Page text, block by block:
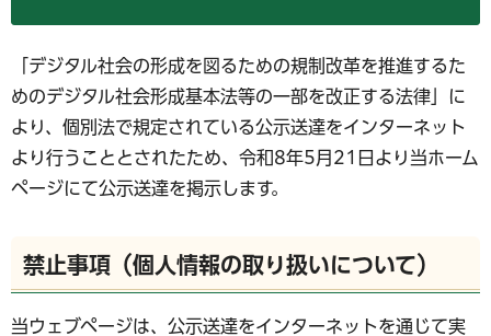
「デジタル社会の形成を図るための規制改革を推進するた
めのデジタル社会形成基本法等の一部を改正する法律」に
より、個別法で規定されている公示送達をインターネット
より行うこととされたため、令和8年5月21日より当ホーム
ページにて公示送達を掲示します。
禁止事項（個人情報の取り扱いについて）
当ウェブページは、公示送達をインターネットを通じて実